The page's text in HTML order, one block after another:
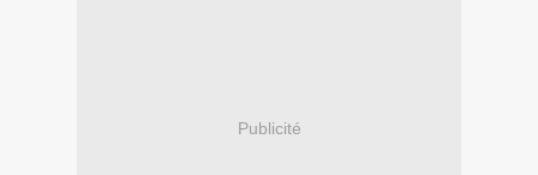
Publicité